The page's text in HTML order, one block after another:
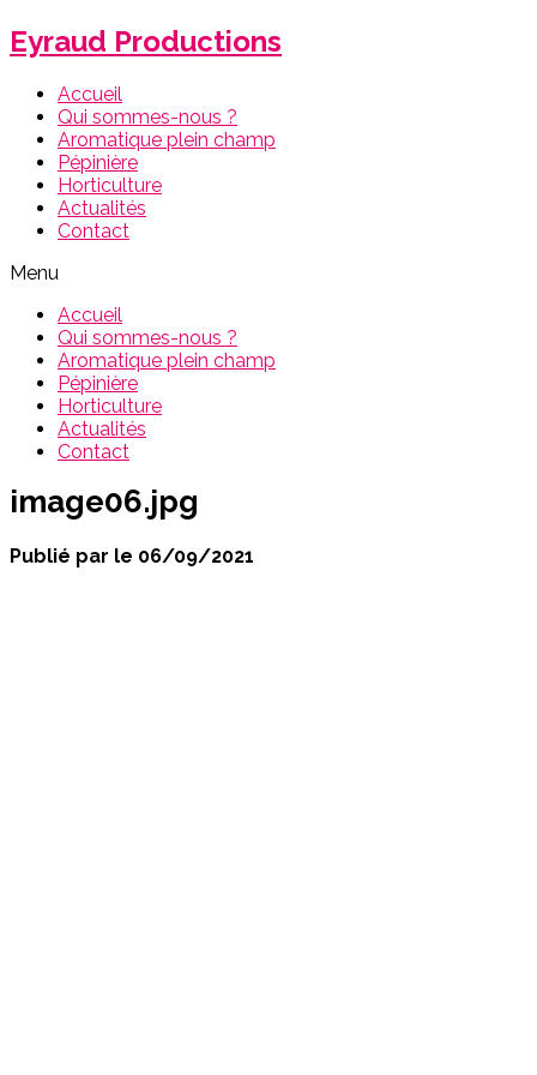
Eyraud Productions
Accueil
Qui sommes-nous ?
Aromatique plein champ
Pépinière
Horticulture
Actualités
Contact
Menu
Accueil
Qui sommes-nous ?
Aromatique plein champ
Pépinière
Horticulture
Actualités
Contact
image06.jpg
Publié par le 06/09/2021